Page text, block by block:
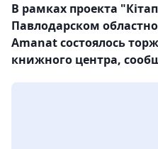
В рамках проекта
Павлодарском
Amanat состоялось
книжного центра,